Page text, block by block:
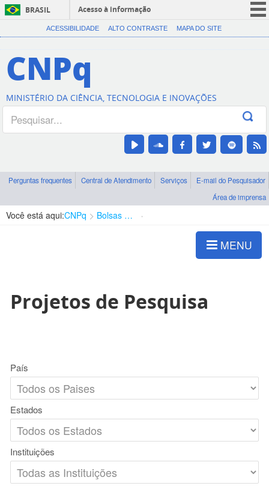
BRASIL
Acesso à informação
CORONAVÍRUS (COVID-19)
Canais
ACESSIBILIDADE ALTO CONTRASTE MAPA DO SITE
CNPq
MINISTÉRIO DA CIÊNCIA, TECNOLOGIA E INOVAÇÕES
Perguntas frequentes Central de Atendimento Serviços
E-mail do Pesquisador
Área de imprensa
Você está aqui:CNPq Bolsas e Auxílios Vigentes
MENU
Projetos de Pesquisa
País
Estados
Instituições